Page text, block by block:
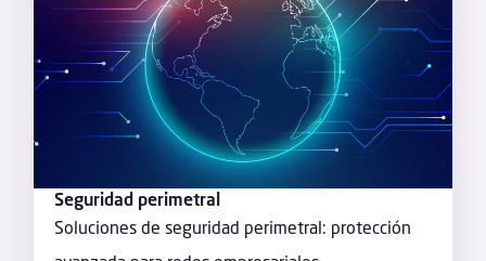
Seguridad perimetral
Soluciones de seguridad perimetral: protección